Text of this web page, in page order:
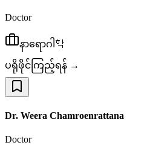
Doctor
နာရောဂါ학
ပရိုဖိုင်ကြည့်ရန် →
Dr. Weera Chamroenrattana
Doctor